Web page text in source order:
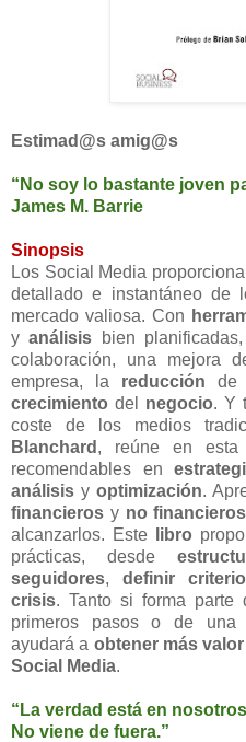
Estimad@s amig@s
“No soy lo bastante joven
James M. Barrie
Sinopsis
Los Social Media
detallado e instantáneo de
mercado valiosa. Con
yanálisis bien
colaboración, una mejora
empresa, la reducción de
crecimientodel negocio. Y
coste de los medios
Blanchard , reúne en esta
recomendables en
análisis yoptimización.
financieros y no financieros
alcanzarlos. Este
libro
prácticas, desde
seguidores, definir
crisis. Tanto si forma parte
primeros pasos o de una
ayudará a obtener más valor
Social Media.
“La verdad está en
No viene de fuera.”